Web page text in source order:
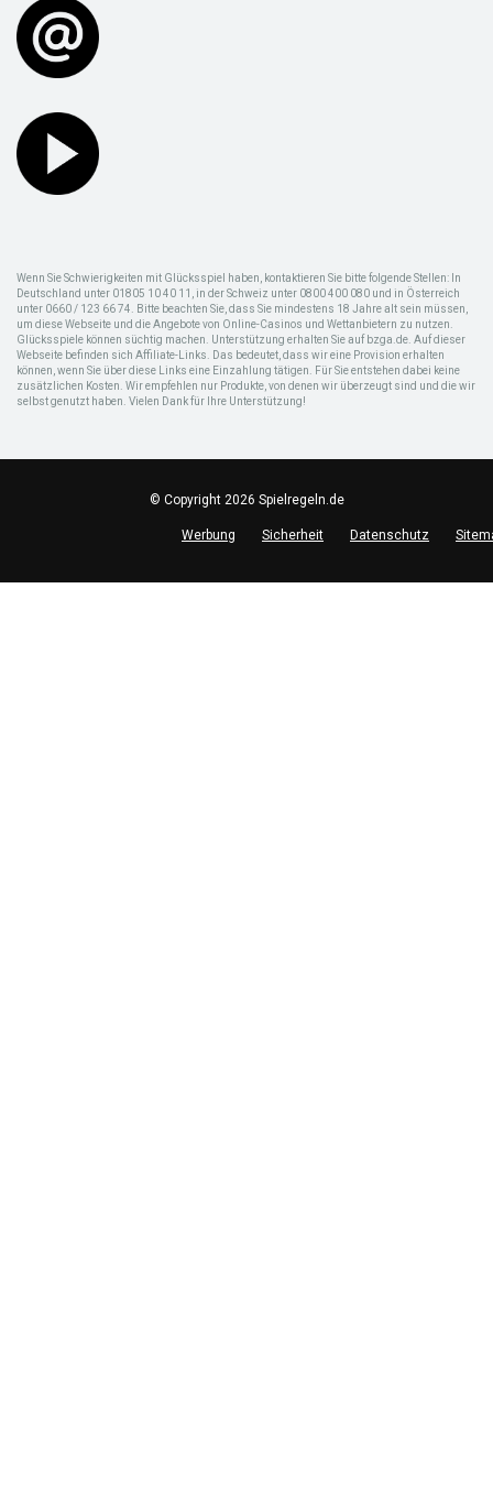
Wenn Sie Schwierigkeiten mit Glücksspiel haben, kontaktieren Sie bitte folgende Stellen: In
Deutschland unter 01805 10 40 11, in der Schweiz unter 0800 400 080 und in Österreich
unter 0660 / 123 66 74. Bitte beachten Sie, dass Sie mindestens 18 Jahre alt sein müssen,
um diese Webseite und die Angebote von Online-Casinos und Wettanbietern zu nutzen.
Glücksspiele können süchtig machen. Unterstützung erhalten Sie auf bzga.de. Auf dieser
Webseite befinden sich Affiliate-Links. Das bedeutet, dass wir eine Provision erhalten
können, wenn Sie über diese Links eine Einzahlung tätigen. Für Sie entstehen dabei keine
zusätzlichen Kosten. Wir empfehlen nur Produkte, von denen wir überzeugt sind und die wir
selbst genutzt haben. Vielen Dank für Ihre Unterstützung!
© Copyright 2026 Spielregeln.de
Werbung Sicherheit Datenschutz